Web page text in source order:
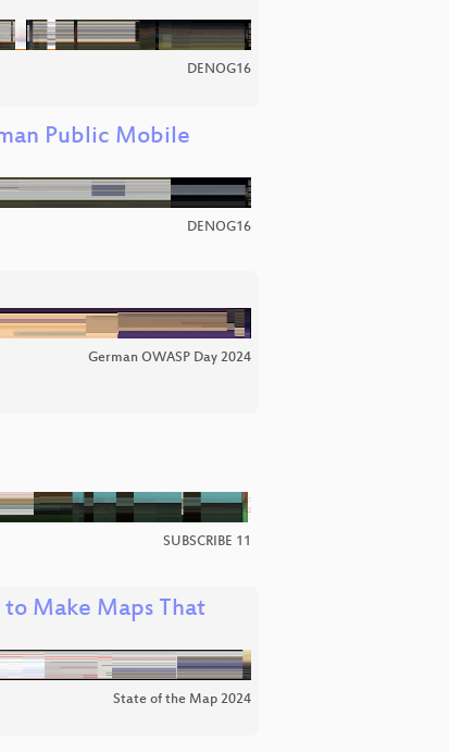
DENOG16
Public Mobile
DENOG16
German OWASP Day 2024
SUBSCRIBE 11
Make Maps That
State of the Map 2024